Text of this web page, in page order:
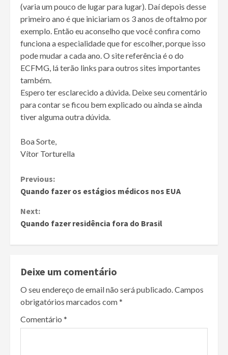
(varia um pouco de lugar para lugar). Daí depois desse
primeiro ano é que iniciariam os 3 anos de oftalmo por
exemplo. Então eu aconselho que você confira como
funciona a especialidade que for escolher, porque isso
pode mudar a cada ano. O site referência é o do
ECFMG, lá terão links para outros sites importantes
também.
Espero ter esclarecido a dúvida. Deixe seu comentário
para contar se ficou bem explicado ou ainda se ainda
tiver alguma outra dúvida.
Boa Sorte,
Vítor Torturella
Continue
Reading
Previous:
Quando fazer os estágios médicos nos EUA
Next:
Quando fazer residência fora do Brasil
Deixe um comentário
O seu endereço de email não será publicado.Campos
obrigatórios marcados com*
Comentário *